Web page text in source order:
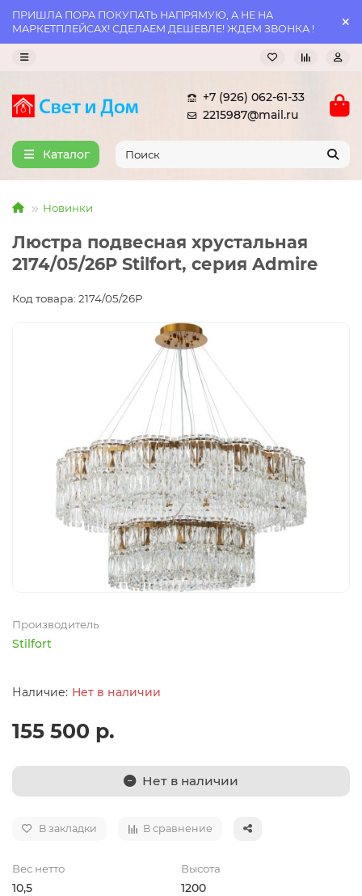
ПРИШЛА ПОРА ПОКУПАТЬ НАПРЯМУЮ, А НЕ НА
МАРКЕТПЛЕЙСАХ! СДЕЛАЕМ ДЕШЕВЛЕ! ЖДЕМ ЗВОНКА !
+7 (926) 062-61-33
2215987@mail.ru
Каталог
Новинки
Люстра подвесная хрустальная
2174/05/26P Stilfort, серия Admire
Код товара: 2174/05/26P
Производитель
Stilfort
Нет в наличии
155 500 р.
Нет в наличии
В закладки В сравнение
Вес нетто
10,5
Высота
1200